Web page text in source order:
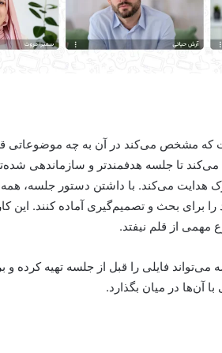
که مشخص می‌کند در آن به چه موضوعاتی
تا جلسه هدفمندتر و سازماندهی
می‌کند. با داشتن دستور جلسه، همه
برای بحث و تصمیم‌گیری آماده کنند. این
از قلم نیفتد.
می‌تواند فایلی را قبل از جلسه تهیه کرده
آن‌ها در میان بگذارد.